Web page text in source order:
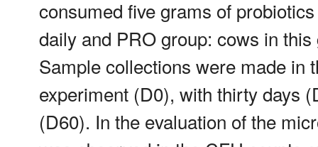
consumed five grams of
daily and PRO group: cows in
Sample collections were made in
experiment (D0), with thirty days
(D60). In the evaluation of the